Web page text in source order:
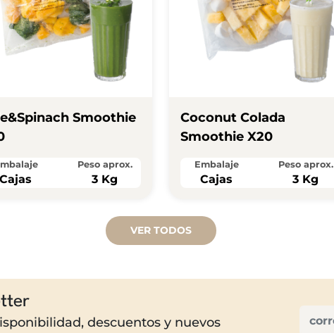
Smoothie
Cajas
Peso aprox.
3 Kg
Coconut Colada
Smoothie X20
Embalaje
Cajas
Peso aprox.
3 Kg
VER TODOS
descuentos y nuevos